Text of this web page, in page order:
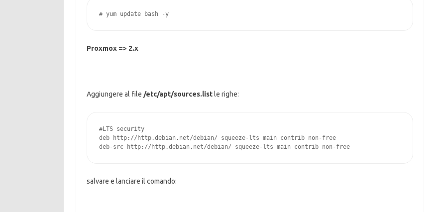
# yum update bash -y
Proxmox => 2.x
Aggiungere al file /etc/apt/sources.listle righe:
#LTS security
deb http://http.debian.net/debian/ squeeze-lts main contrib non-free
deb-src http://http.debian.net/debian/ squeeze-lts main contrib non-free
salvare e lanciare il comando: